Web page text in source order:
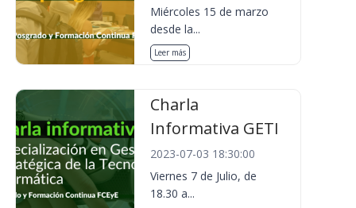
Miércoles 15 de marzo
desde la...
Leer más
Charla
Informativa GETI
2023-07-03 18:30:00
Viernes 7 de Julio, de
18.30 a...